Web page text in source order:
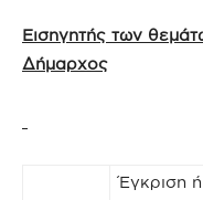
Εισηγητής των
Δήμαρχος
Έγκριση